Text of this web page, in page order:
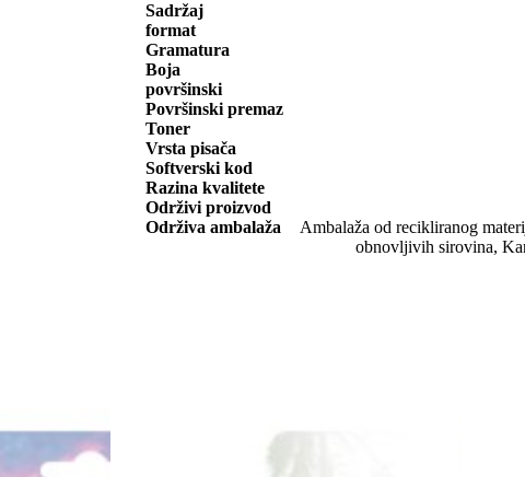
Sadržaj
format
Gramatura
Boja
površinski
Površinski premaz
Toner
Vrsta pisača
Softverski kod
Razina kvalitete
Održivi proizvod
Održiva ambalaža
Ambalaža od recikliranog
obnovljivih sirovina,